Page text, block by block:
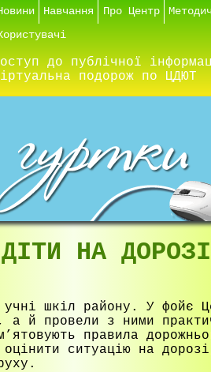
Навчання Про Центр
до публічної
подорож по ЦДЮТ
НА
шкіл району. У фойє
а й провели з ними
правила
ситуацію на